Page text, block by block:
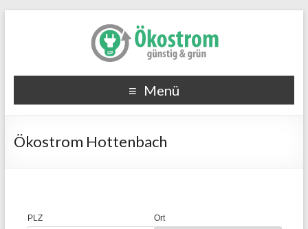
Menü
Ökostrom Hottenbach